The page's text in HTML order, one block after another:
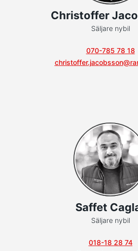
Christoffer
Säljare nybil
070-785 78 18
Saffet
Säljare nybil
018-18 28 74